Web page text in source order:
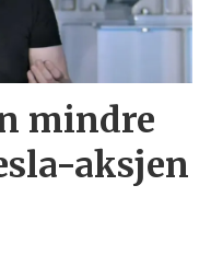
mindre
aksjen